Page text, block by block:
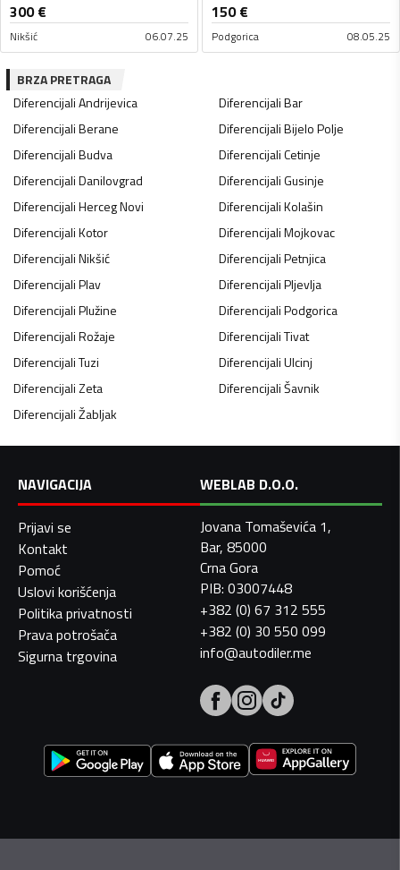
300€
Nikšić 06.07.25
150€
Podgorica 08.05.25
BRZA PRETRAGA
DiferencijaliAndrijevica DiferencijaliBar
DiferencijaliBerane DiferencijaliBijelo Polje
DiferencijaliBudva DiferencijaliCetinje
DiferencijaliDanilovgrad DiferencijaliGusinje
DiferencijaliHerceg Novi DiferencijaliKolašin
DiferencijaliKotor DiferencijaliMojkovac
DiferencijaliNikšić DiferencijaliPetnjica
DiferencijaliPlav DiferencijaliPljevlja
DiferencijaliPlužine DiferencijaliPodgorica
DiferencijaliRožaje DiferencijaliTivat
DiferencijaliTuzi DiferencijaliUlcinj
DiferencijaliZeta DiferencijaliŠavnik
DiferencijaliŽabljak
NAVIGACIJA
Prijavi se
Kontakt
Pomoć
Uslovi korišćenja
Politika privatnosti
Prava potrošača
Sigurna trgovina
WEBLAB D.O.O.
Jovana Tomaševića 1,
Bar, 85000
Crna Gora
PIB: 03007448
+382 (0) 67 312 555
+382 (0) 30 550 099
info@autodiler.me